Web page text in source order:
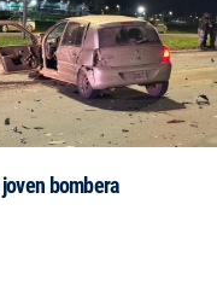
bombera